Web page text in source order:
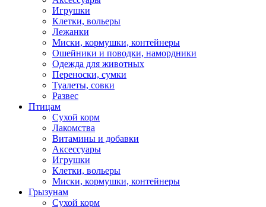
Игрушки
Клетки, вольеры
Лежанки
Миски, кормушки, контейнеры
Ошейники и поводки, намордники
Одежда для животных
Переноски, сумки
Туалеты, совки
Развес
Птицам
Сухой корм
Лакомства
Витамины и добавки
Аксессуары
Игрушки
Клетки, вольеры
Миски, кормушки, контейнеры
Грызунам
Сухой корм